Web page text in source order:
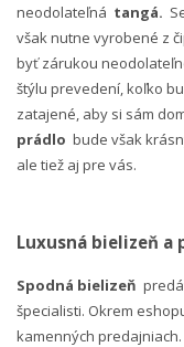
neodolateľná tangá.
však nutne vyrobené z
byť zárukou
štýlu prevedení, koľko
zatajené, aby si sám
prádlo bude však
ale tiež aj pre vás.
Luxusná bielizeň a
Spodná bielizeň
špecialisti. Okrem
kamenných